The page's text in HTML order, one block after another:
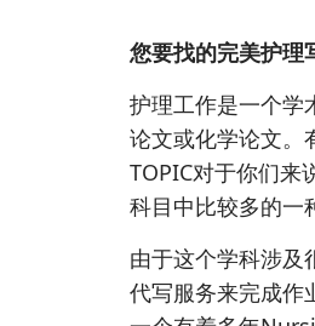
您要找的完美护理
护理工作是一个学
论文或化学论文。
TOPIC对于你们来
科目中比较多的一
由于这个学科涉及
代写服务来完成作